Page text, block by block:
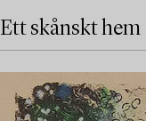
Ett skånskt hem